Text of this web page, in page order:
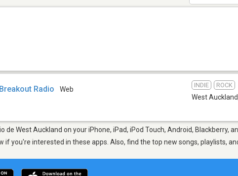
Breakout Radio Web
INDIE ROCK
West Auckland
de West Auckland on your iPhone, iPad, iPod Touch, Android, Blackberry,
if you're interested in these apps. Also, find the top new songs, playlists,